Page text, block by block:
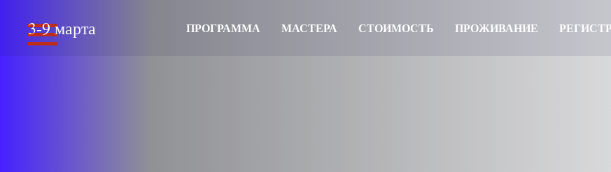
3-9 марта ПРОГРАММА МАСТЕРА СТОИМОСТЬ ПРОЖИВАНИЕ